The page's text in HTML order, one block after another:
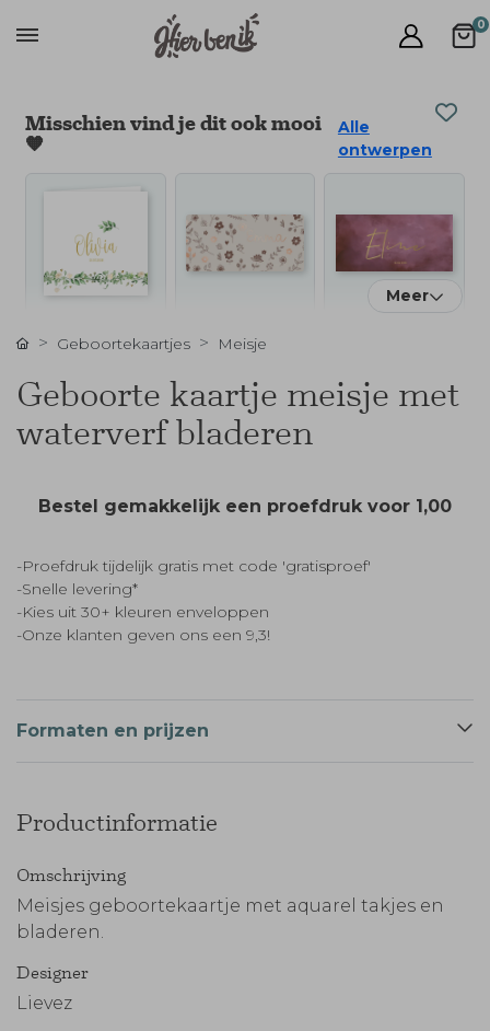
0
Misschien vind je dit ook mooi
🧡
Alle
ontwerpen
Meer
Geboortekaartjes Meisje
Geboorte kaartje meisje met
waterverf bladeren
Bestel gemakkelijk een proefdruk voor 1,00
-Proefdruk tijdelijk gratis met code 'gratisproef'
-Snelle levering*
-Kies uit 30+ kleuren enveloppen
-Onze klanten geven ons een 9,3!
Formaten en prijzen
Productinformatie
Omschrijving
Meisjes geboortekaartje met aquarel takjes en
bladeren.
Designer
Lievez